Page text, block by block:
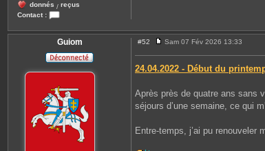
donnés / reçus
Contact :
o
n
a
c
t
r
G
u
i
o
m
Guiom
#52
e
s
s
e
Sam 07 Fév 2026 13:33
24.04.2022 - Début du
Après près de quatre ans sans
séjours d’une semaine, ce qui
Entre-temps, j’ai pu renouveler